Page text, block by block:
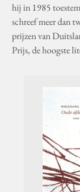
hij in 1985
schreef meer dan
prijzen van
Prijs, de hoogste